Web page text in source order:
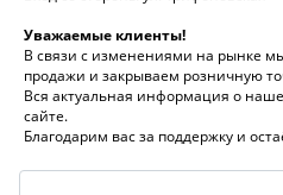
Уважаемые клиенты!
В связи с изменениями на рынке
продажи и закрываем розничную
Вся актуальная информация о
сайте.
Благодарим вас за поддержку и